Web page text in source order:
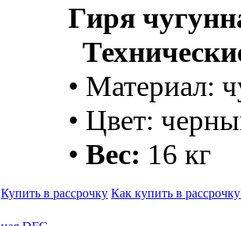
Гиря
• Материал:
• Цвет:
• Вес: 16 кг
Купить в рассрочку Как купить в